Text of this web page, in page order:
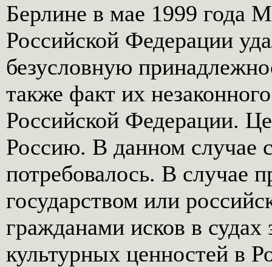
Берлине в мае 1999 года
Российской Федерации
безусловную
также факт их
Российской Федерации.
Россию. В данном случае
потребовалось. В случае
государством или
гражданами исков в
культурных ценностей в